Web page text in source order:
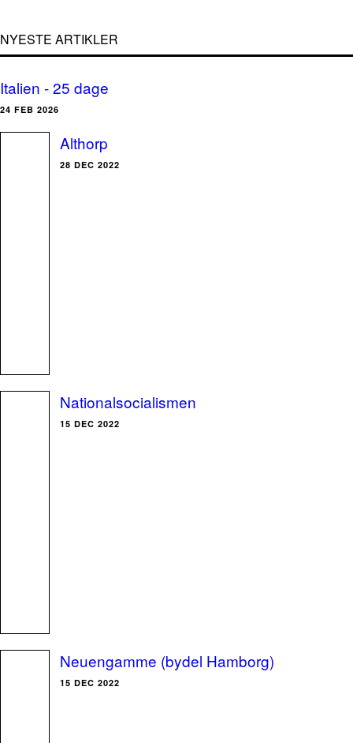
NYESTE ARTIKLER
Italien - 25 dage
24 FEB 2026
Althorp
28 DEC 2022
Nationalsocialismen
15 DEC 2022
Neuengamme (bydel Hamborg)
15 DEC 2022